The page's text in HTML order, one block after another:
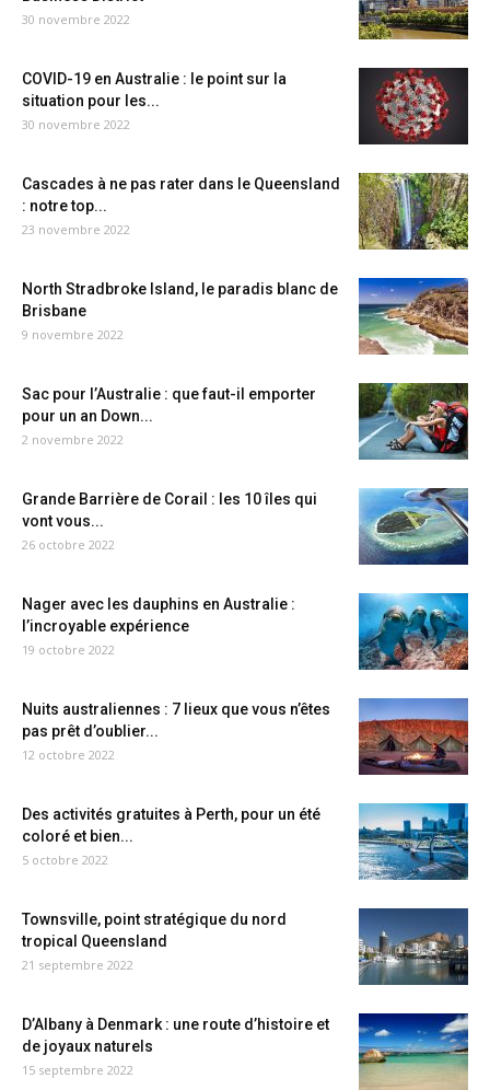
30 novembre 2022
COVID-19 en Australie : le point sur la
situation pour les...
30 novembre 2022
Cascades à ne pas rater dans le Queensland
: notre top...
23 novembre 2022
North Stradbroke Island, le paradis blanc de
Brisbane
9 novembre 2022
Sac pour l’Australie : que faut-il emporter
pour un an Down...
2 novembre 2022
Grande Barrière de Corail : les 10 îles qui
vont vous...
26 octobre 2022
Nager avec les dauphins en Australie :
l’incroyable expérience
19 octobre 2022
Nuits australiennes : 7 lieux que vous n’êtes
pas prêt d’oublier...
12 octobre 2022
Des activités gratuites à Perth, pour un été
coloré et bien...
5 octobre 2022
Townsville, point stratégique du nord
tropical Queensland
21 septembre 2022
D’Albany à Denmark : une route d’histoire et
de joyaux naturels
15 septembre 2022